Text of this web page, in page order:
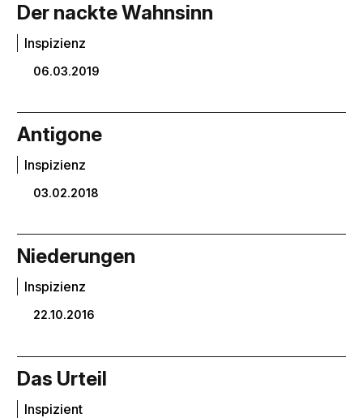
Der nackte Wahnsinn
Inspizienz
06.03.2019
Antigone
Inspizienz
03.02.2018
Niederungen
Inspizienz
22.10.2016
Das Urteil
Inspizient